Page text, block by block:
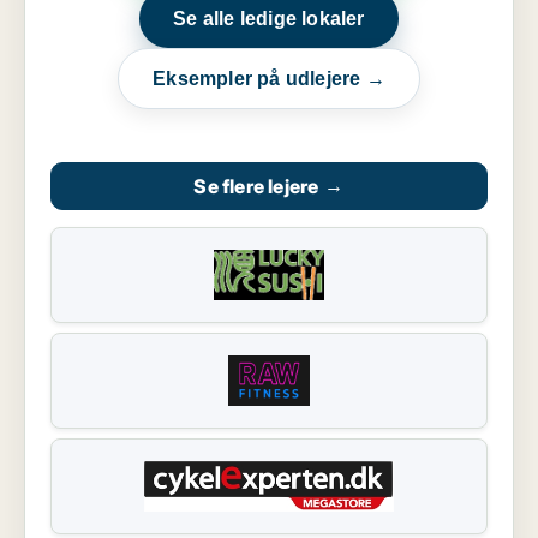
Se alle ledige lokaler
Eksempler på udlejere →
Se flere lejere →